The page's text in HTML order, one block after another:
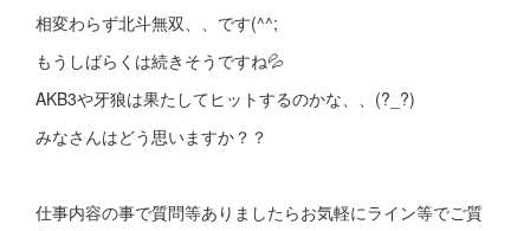
相変わらず北斗無双、、です(^^;
もうしばらくは続きそうですね💦
AKB3や牙狼は果たしてヒットするのかな、、(?_?)
みなさんはどう思いますか？？
仕事内容の事で質問等ありましたらお気軽にライン等でご質